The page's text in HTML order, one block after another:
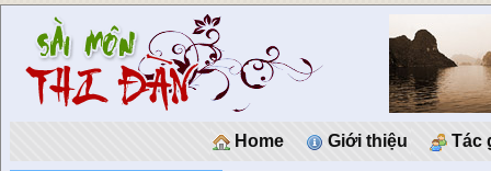
Home Giới thiệu Tác